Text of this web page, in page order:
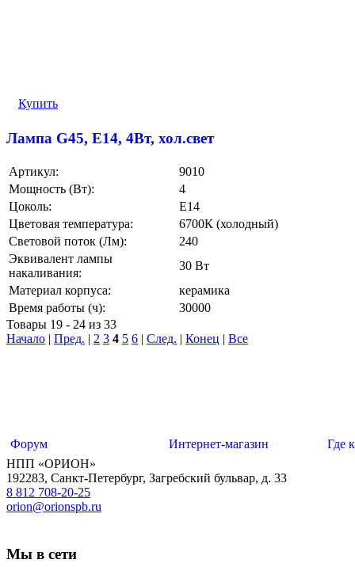
Купить
Лампа G45, E14, 4Вт, хол.свет
Артикул:
9010
Мощность (Вт):
4
Цоколь:
E14
Цветовая температура:
6700К (холодный)
Световой поток (Лм):
240
Эквивалент лампы
накаливания:
30 Вт
Материал корпуса:
керамика
Время работы (ч):
30000
Товары 19 - 24 из 33
Начало | Пред. | 2 3 4 5 6 | След. | Конец | Все
Форум Интернет-магазин
Где
НПП «ОРИОН»
192283, Санкт-Петербург, Загребский бульвар, д. 33
8 812 708-20-25
orion@orionspb.ru
Мы в сети